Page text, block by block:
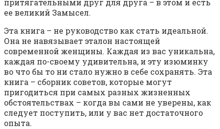
притягательными друг для друга – в этом и есть
ее великий Замысел.
Эта книга – не руководство как стать идеальной.
Она не навязывает эталон настоящей
современной женщины. Каждая из вас уникальна,
каждая по-своему удивительна, и эту изюминку
во что бы то ни стало нужно в себе сохранять. Эта
книга – сборник советов, которые могут
пригодиться при самых разных жизненных
обстоятельствах – когда вы сами не уверены, как
следует поступить, или у вас нет достаточного
опыта.